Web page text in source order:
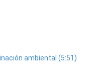
ambiental (5:51)